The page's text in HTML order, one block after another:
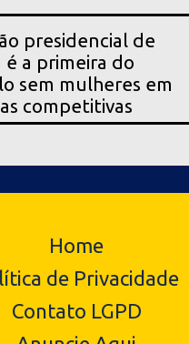
presidencial de
é a primeira do
sem mulheres em
competitivas
Home
de Privacidade
Contato LGPD